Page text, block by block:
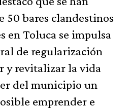
50 bares clandestinos
en Toluca se impulsa
de regularización
y revitalizar la vida
del municipio un
emprender e